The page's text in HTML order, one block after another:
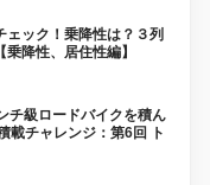
ック！乗降性は？３列
降性、居住性編】
チ級ロードバイクを積ん
載チャレンジ：第6回 ト